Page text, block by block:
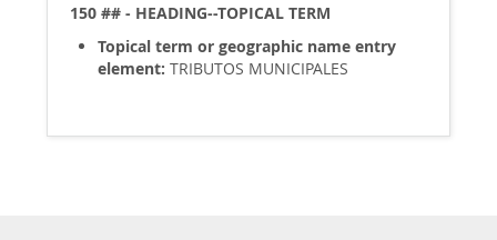
150 ## - HEADING--TOPICAL TERM
Topical term or geographic name entry
element: TRIBUTOS MUNICIPALES